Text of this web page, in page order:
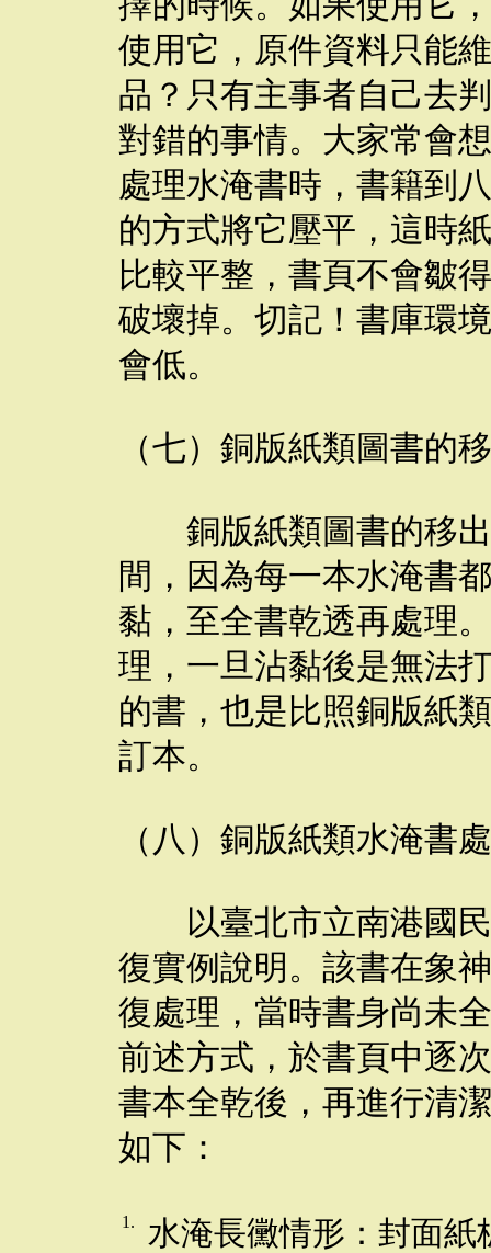
使用它，原件資料只能
品？只有主事者自己去
對錯的事情。大家常會
處理水淹書時，書籍到
的方式將它壓平，這時
比較平整，書頁不會皺
破壞掉。切記！書庫環
會低。
（七）銅版紙類圖書的
銅版紙類圖書的移出
間，因為每一本水淹書
黏，至全書乾透再處理
理，一旦沾黏後是無法
的書，也是比照銅版紙
訂本。
（八）銅版紙類水淹書
以臺北市立南港國民
復實例說明。該書在象
復處理，當時書身尚未
前述方式，於書頁中逐
書本全乾後，再進行清
如下：
1. 水淹長黴情形：封面